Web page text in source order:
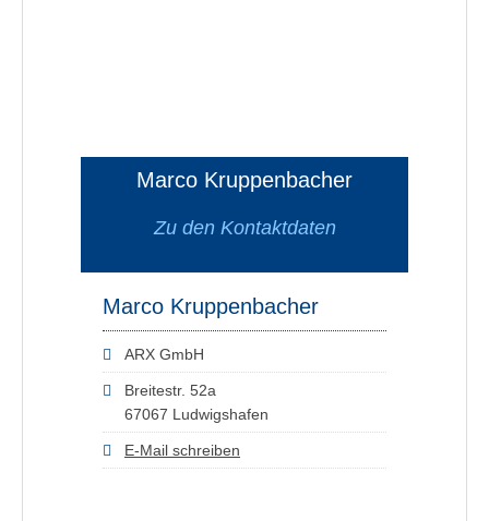
Marco Kruppenbacher
Zu den Kontaktdaten
Marco Kruppenbacher
ARX GmbH
Breitestr. 52a
67067 Ludwigshafen
E-Mail schreiben